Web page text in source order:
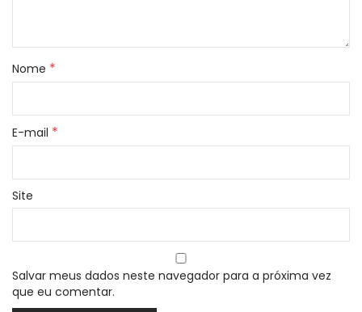
Nome *
E-mail *
Site
Salvar meus dados neste navegador para a próxima vez
que eu comentar.